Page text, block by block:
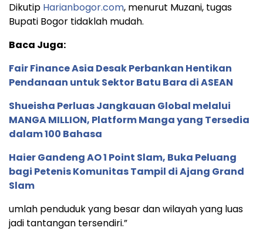
Dikutip Harianbogor.com, menurut Muzani, tugas
Bupati Bogor tidaklah mudah.
Baca Juga:
Fair Finance Asia Desak Perbankan Hentikan
Pendanaan untuk Sektor Batu Bara di ASEAN
Shueisha Perluas Jangkauan Global melalui
MANGA MILLION, Platform Manga yang Tersedia
dalam 100 Bahasa
Haier Gandeng AO 1 Point Slam, Buka Peluang
bagi Petenis Komunitas Tampil di Ajang Grand
Slam
umlah penduduk yang besar dan wilayah yang luas
jadi tantangan tersendiri.”